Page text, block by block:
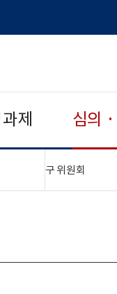
제 심의
구 위원회